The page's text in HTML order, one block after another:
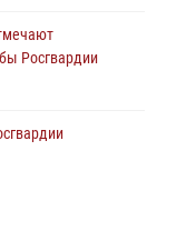
Росгвардии
состоялось